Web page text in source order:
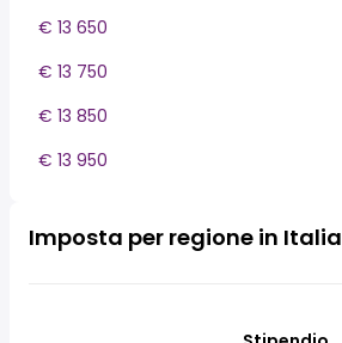
€ 13 650
€ 13 750
€ 13 850
€ 13 950
Imposta per regione in Italia